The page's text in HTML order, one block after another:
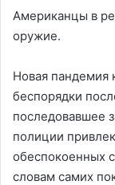
Американцы в
оружие.
Новая пандемия
беспорядки
последовавшее
полиции
обеспокоенных
словам самих